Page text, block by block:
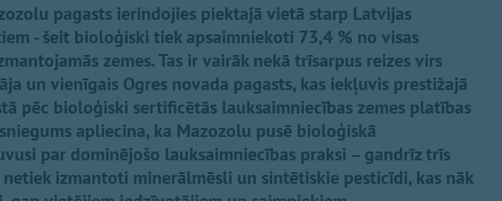
pagasts ierindojies piektajā vietā starp Latvijas
- šeit bioloģiski tiek apsaimniekoti 73,4 % no visas
zemes. Tas ir vairāk nekā trīsarpus reizes virs
un vienīgais Ogres novada pagasts, kas iekļuvis prestižajā
pēc bioloģiski sertificētās lauksaimniecības zemes platības
apliecina, ka Mazozolu pusē bioloģiskā
par dominējošo lauksaimniecības praksi – gandrīz trīs
izmantoti minerālmēsli un sintētiskie pesticīdi, kas nāk